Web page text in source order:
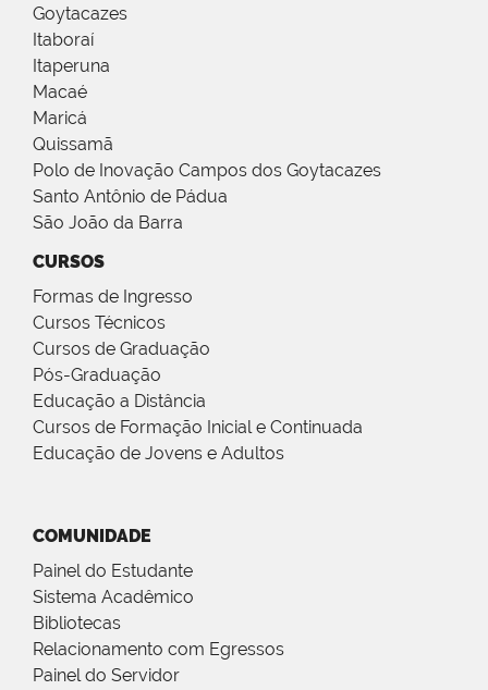
Goytacazes
Itaboraí
Itaperuna
Macaé
Maricá
Quissamã
Polo de Inovação Campos dos Goytacazes
Santo Antônio de Pádua
São João da Barra
CURSOS
Formas de Ingresso
Cursos Técnicos
Cursos de Graduação
Pós-Graduação
Educação a Distância
Cursos de Formação Inicial e Continuada
Educação de Jovens e Adultos
COMUNIDADE
Painel do Estudante
Sistema Acadêmico
Bibliotecas
Relacionamento com Egressos
Painel do Servidor